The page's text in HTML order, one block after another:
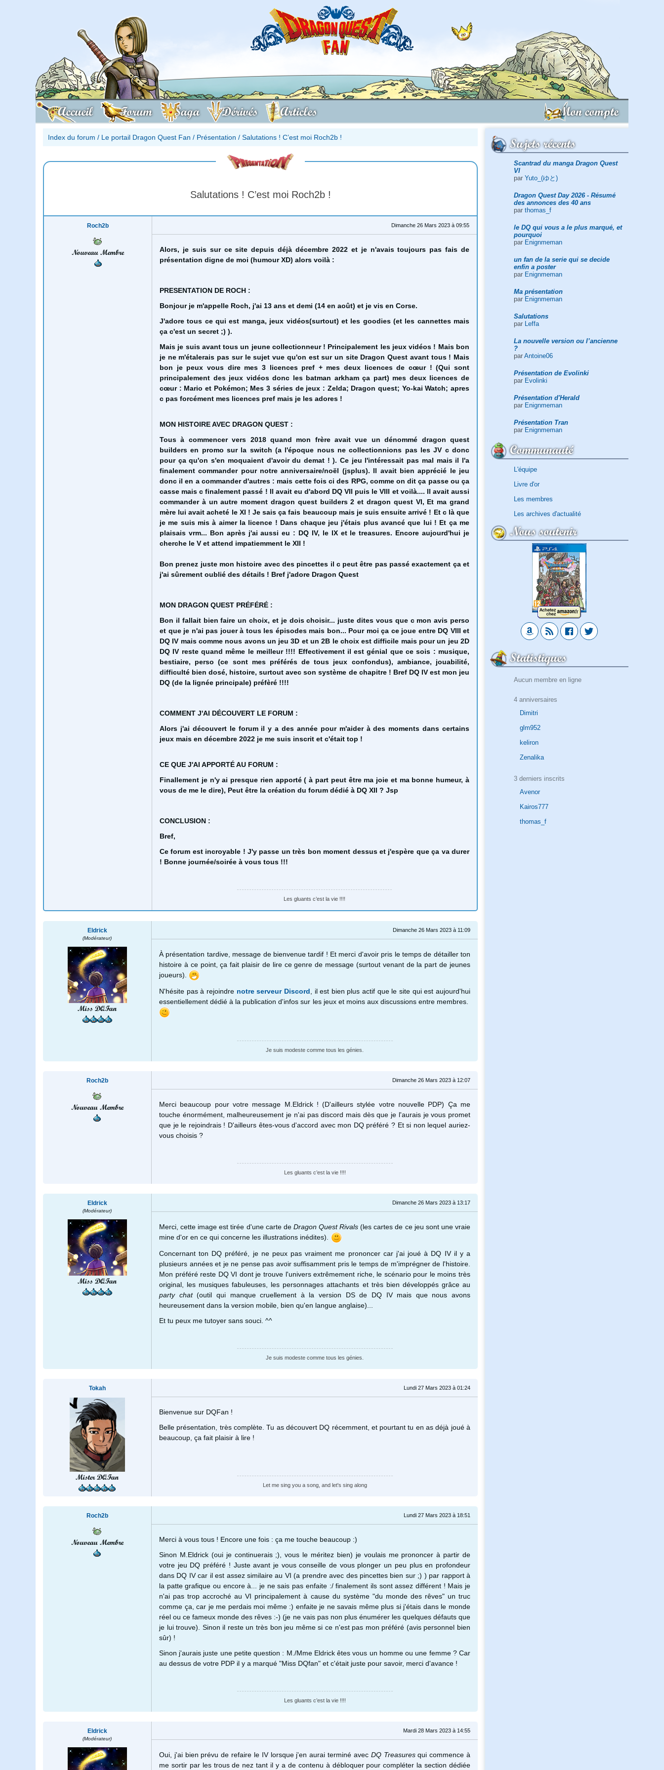
Accueil Forum Saga Dérivés Articles Mon compte
Sujets récents
Scantrad du manga Dragon Quest
VI
par Yuto_(ゆと)
Dragon Quest Day 2026 - Résumé
des annonces des 40 ans
par thomas_f
le DQ qui vous a le plus marqué, et
pourquoi
par Enignmeman
un fan de la serie qui se decide
enfin a poster
par Enignmeman
Ma présentation
par Enignmeman
Salutations
par
Leffa
La nouvelle version ou l’ancienne
?
par Antoine06
Présentation de Evolinki
par Evolinki
Présentation d'Herald
par Enignmeman
Présentation Tran
par Enignmeman
Communauté
L'équipe
Livre d'or
Les membres
Les archives d'actualité
Nous soutenir
Statistiques
Aucun membre en ligne
4 anniversaires
Dimitri
glm952
keliron
Zenalika
3 derniers inscrits
Avenor
Kairos777
thomas_f
Index du forum / Le portail Dragon Quest Fan / Présentation / Salutations ! C’est moi Roch2b !
Salutations ! C’est moi Roch2b !
Roch2b
Nouveau Membre
Dimanche 26 Mars 2023 à 09:55
Alors, je suis sur ce site depuis déjà décembre 2022 et je n'avais toujours pas fais de
présentation digne de moi (humour XD) alors voilà :
PRESENTATION DE ROCH :
Bonjour je m'appelle Roch, j'ai 13 ans et demi (14 en août) et je vis en Corse.
J'adore tous ce qui est manga, jeux vidéos(surtout) et les goodies (et les cannettes mais
ça c'est un secret ;) ).
Mais je suis avant tous un jeune collectionneur ! Principalement les jeux vidéos ! Mais bon
je ne m'étalerais pas sur le sujet vue qu'on est sur un site Dragon Quest avant tous ! Mais
bon je peux vous dire mes 3 licences pref + mes deux licences de cœur ! (Qui sont
principalement des jeux vidéos donc les batman arkham ça part) mes deux licences de
cœur : Mario et Pokémon; Mes 3 séries de jeux : Zelda; Dragon quest; Yo-kai Watch; apres
c pas forcément mes licences pref mais je les adores !
MON HISTOIRE AVEC DRAGON QUEST :
Tous à commencer vers 2018 quand mon frère avait vue un dénommé dragon quest
builders en promo sur la switch (a l'époque nous ne collectionnions pas les JV c donc
pour ça qu'on s'en moquaient d'avoir du demat ! ). Ce jeu l'intéressait pas mal mais il l'a
finalement commander pour notre anniversaire/noël (jsplus). Il avait bien apprécié le jeu
donc il en a commander d'autres : mais cette fois ci des RPG, comme on dit ça passe ou ça
casse mais c finalement passé ! Il avait eu d'abord DQ VII puis le VIII et voilà.... Il avait aussi
commander à un autre moment dragon quest builders 2 et dragon quest VI, Et ma grand
mère lui avait acheté le XI ! Je sais ça fais beaucoup mais je suis ensuite arrivé ! Et c là que
je me suis mis à aimer la licence ! Dans chaque jeu j'étais plus avancé que lui ! Et ça me
plaisais vrm... Bon après j'ai aussi eu : DQ IV, le IX et le treasures. Encore aujourd'hui je
cherche le V et attend impatiemment le XII !
Bon prenez juste mon histoire avec des pincettes il c peut être pas passé exactement ça et
j'ai sûrement oublié des détails ! Bref j'adore Dragon Quest
MON DRAGON QUEST PRÉFÉRÉ :
Bon il fallait bien faire un choix, et je dois choisir... juste dites vous que c mon avis perso
et que je n'ai pas jouer à tous les épisodes mais bon... Pour moi ça ce joue entre DQ VIII et
DQ IV mais comme nous avons un jeu 3D et un 2B le choix est difficile mais pour un jeu 2D
DQ IV reste quand même le meilleur !!!! Effectivement il est génial que ce sois : musique,
bestiaire, perso (ce sont mes préférés de tous jeux confondus), ambiance, jouabilité,
difficulté bien dosé, histoire, surtout avec son système de chapitre ! Bref DQ IV est mon jeu
DQ (de la lignée principale) préfèré !!!!
COMMENT J'AI DÉCOUVERT LE FORUM :
Alors j'ai découvert le forum il y a des année pour m'aider à des moments dans certains
jeux mais en décembre 2022 je me suis inscrit et c'était top !
CE QUE J'AI APPORTÉ AU FORUM :
Finallement je n'y ai presque rien apporté ( à part peut être ma joie et ma bonne humeur, à
vous de me le dire), Peut être la création du forum dédié à DQ XII ? Jsp
CONCLUSION :
Bref,
Ce forum est incroyable ! J'y passe un très bon moment dessus et j'espère que ça va durer
! Bonne journée/soirée à vous tous !!!
Les gluants c’est la vie !!!!
Eldrick
(Modérateur)
Miss DQFan
Dimanche 26 Mars 2023 à 11:09
À présentation tardive, message de bienvenue tardif ! Et merci d'avoir pris le temps de détailler ton
histoire à ce point, ça fait plaisir de lire ce genre de message (surtout venant de la part de jeunes
joueurs).
N'hésite pas à rejoindre notre serveur Discord, il est bien plus actif que le site qui est aujourd'hui
essentiellement dédié à la publication d'infos sur les jeux et moins aux discussions entre membres.
Je suis modeste comme tous les génies.
Roch2b
Nouveau Membre
Dimanche 26 Mars 2023 à 12:07
Merci beaucoup pour votre message M.Eldrick ! (D'ailleurs stylée votre nouvelle PDP) Ça me
touche énormément, malheureusement je n'ai pas discord mais dès que je l'aurais je vous promet
que je le rejoindrais ! D'ailleurs êtes-vous d'accord avec mon DQ préféré ? Et si non lequel auriez-
vous choisis ?
Les gluants c’est la vie !!!!
Eldrick
(Modérateur)
Miss DQFan
Dimanche 26 Mars 2023 à 13:17
Merci, cette image est tirée d'une carte de Dragon Quest Rivals (les cartes de ce jeu sont une vraie
mine d'or en ce qui concerne les illustrations inédites).
Concernant ton DQ préféré, je ne peux pas vraiment me prononcer car j'ai joué à DQ IV il y a
plusieurs années et je ne pense pas avoir suffisamment pris le temps de m'imprégner de l'histoire.
Mon préféré reste DQ VI dont je trouve l'univers extrêmement riche, le scénario pour le moins très
original, les musiques fabuleuses, les personnages attachants et très bien développés grâce au
party chat(outil qui manque cruellement à la version DS de DQ IV mais que nous avons
heureusement dans la version mobile, bien qu'en langue anglaise)...
Et tu peux me tutoyer sans souci. ^^
Je suis modeste comme tous les génies.
Tokah
Mister DQFan
Lundi 27 Mars 2023 à 01:24
Bienvenue sur DQFan !
Belle présentation, très complète. Tu as découvert DQ récemment, et pourtant tu en as déjà joué à
beaucoup, ça fait plaisir à lire !
Let me sing you a song, and let's sing along
Roch2b
Nouveau Membre
Lundi 27 Mars 2023 à 18:51
Merci à vous tous ! Encore une fois : ça me touche beaucoup :)
Sinon M.Eldrick (oui je continuerais ;), vous le méritez bien) je voulais me prononcer à partir de
votre jeu DQ préféré ! Juste avant je vous conseille de vous plonger un peu plus en profondeur
dans DQ IV car il est assez similaire au VI (a prendre avec des pincettes bien sur ;) ) par rapport à
la patte grafique ou encore à... je ne sais pas enfaite :/ finalement ils sont assez différent ! Mais je
n'ai pas trop accroché au VI principalement à cause du système "du monde des rêves" un truc
comme ça, car je me perdais moi même :) enfaite je ne savais même plus si j'étais dans le monde
réel ou ce fameux monde des rêves :-) (je ne vais pas non plus énumérer les quelques défauts que
je lui trouve). Sinon il reste un très bon jeu même si ce n'est pas mon préféré (avis personnel bien
sûr) !
Sinon j'aurais juste une petite question : M./Mme Eldrick êtes vous un homme ou une femme ? Car
au dessus de votre PDP il y a marqué "Miss DQfan" et c'était juste pour savoir, merci d'avance !
Les gluants c’est la vie !!!!
Eldrick
(Modérateur)
Mardi 28 Mars 2023 à 14:55
Oui, j'ai bien prévu de refaire le IV lorsque j'en aurai terminé avec DQ Treasuresqui commence à
me sortir par les trous de nez tant il y a de contenu à débloquer pour compléter la section dédiée